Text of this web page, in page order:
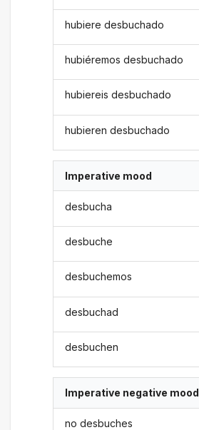
hubiere desbuchado
hubiéremos desbuchado
hubiereis desbuchado
hubieren desbuchado
Imperative mood
desbucha
desbuche
desbuchemos
desbuchad
desbuchen
Imperative negative mood
no desbuches